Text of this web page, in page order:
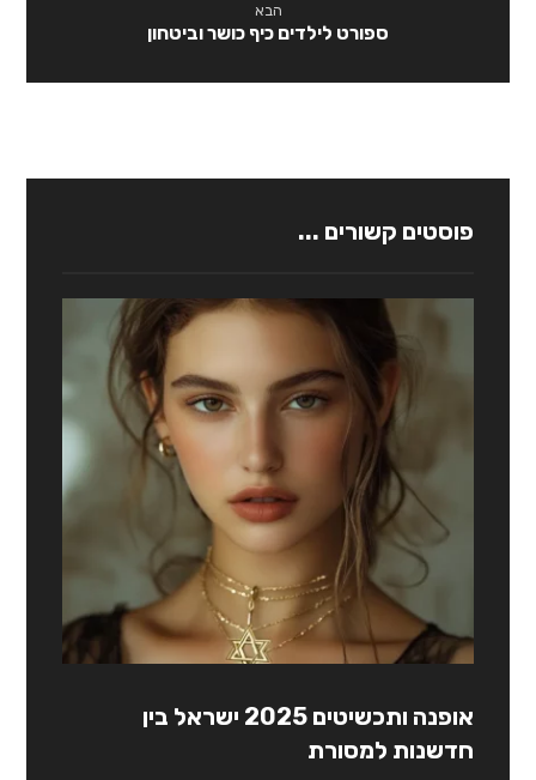
הבא
ספורט לילדים כיף כושר וביטחון
פוסטים קשורים ...
אופנה ותכשיטים 2025 ישראל בין
חדשנות למסורת